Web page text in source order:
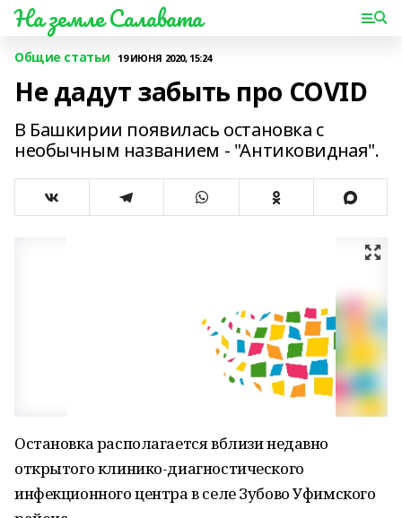
На земле Салавата
Общие статьи 19 ИЮНЯ 2020, 15:24
Не дадут забыть про COVID
В Башкирии появилась остановка с
необычным названием - "Антиковидная".
Остановка располагается вблизи недавно
открытого клинико-диагностического
инфекционного центра в селе Зубово Уфимского